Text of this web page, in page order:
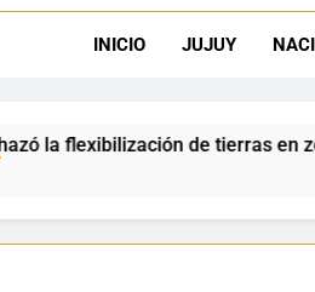
Día
INICIO JUJUY
en zonas de frontera